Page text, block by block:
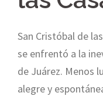
San Cristóbal de
se enfrentó a la
de Juárez. Menos
alegre y